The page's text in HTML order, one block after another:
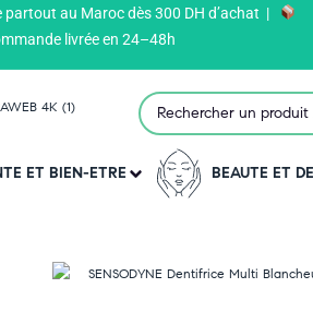
au Maroc dès 300 DH d’achat |
livrée en 24–48h
ET BIEN-ETRE BEAUTE ET
> SENSODYNE >